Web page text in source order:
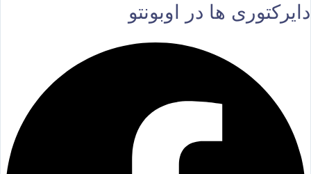
دایرکتوری ها در اوبونتو